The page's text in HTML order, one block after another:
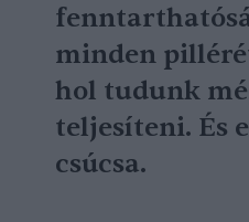
minden
hol tudunk
teljesíteni. És
csúcsa.